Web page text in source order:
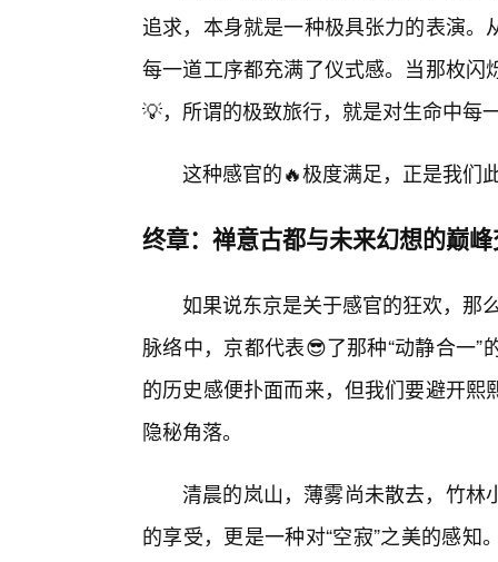
追求，本身就是一种极具张力的表演
每一道工序都充满了仪式感。当那枚
💡，所谓的极致旅行，就是对生命中每
这种感官的🔥极度满足，正是我们
终章：禅意古都与未来幻想的巅
如果说东京是关于感官的狂欢，那
脉络中，京都代表😎了那种“动静合一
的历史感便扑面而来，但我们要避开
隐秘角落。
清晨的岚山，薄雾尚未散去，竹林
的享受，更是一种对“空寂”之美的感